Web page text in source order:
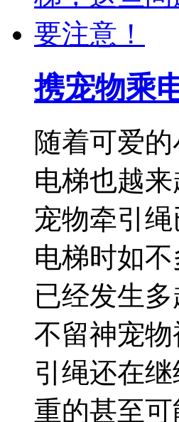
携宠物乘
随着可爱
电梯也越
宠物牵引
电梯时如
已经发生
不留神宠
引绳还在
重的甚至